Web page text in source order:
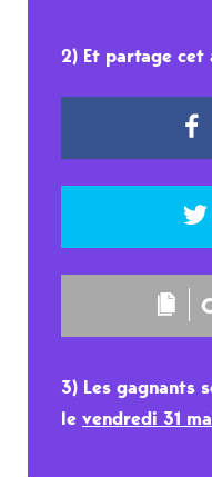
2) Et partage
3) Les gagnants
le vendredi 31